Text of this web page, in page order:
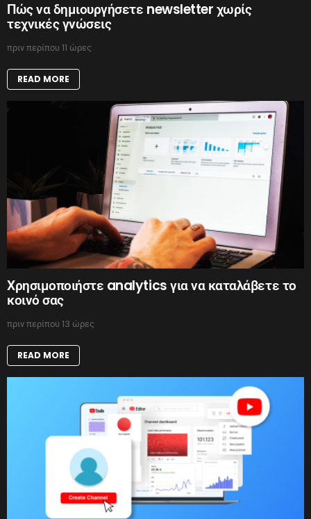
Πώς να δημιουργήσετε newsletter χωρίς
τεχνικές γνώσεις
πριν περίπου 11 ώρες
READ MORE
Χρησιμοποιήστε analytics για να καταλάβετε το
κοινό σας
πριν περίπου 13 ώρες
READ MORE